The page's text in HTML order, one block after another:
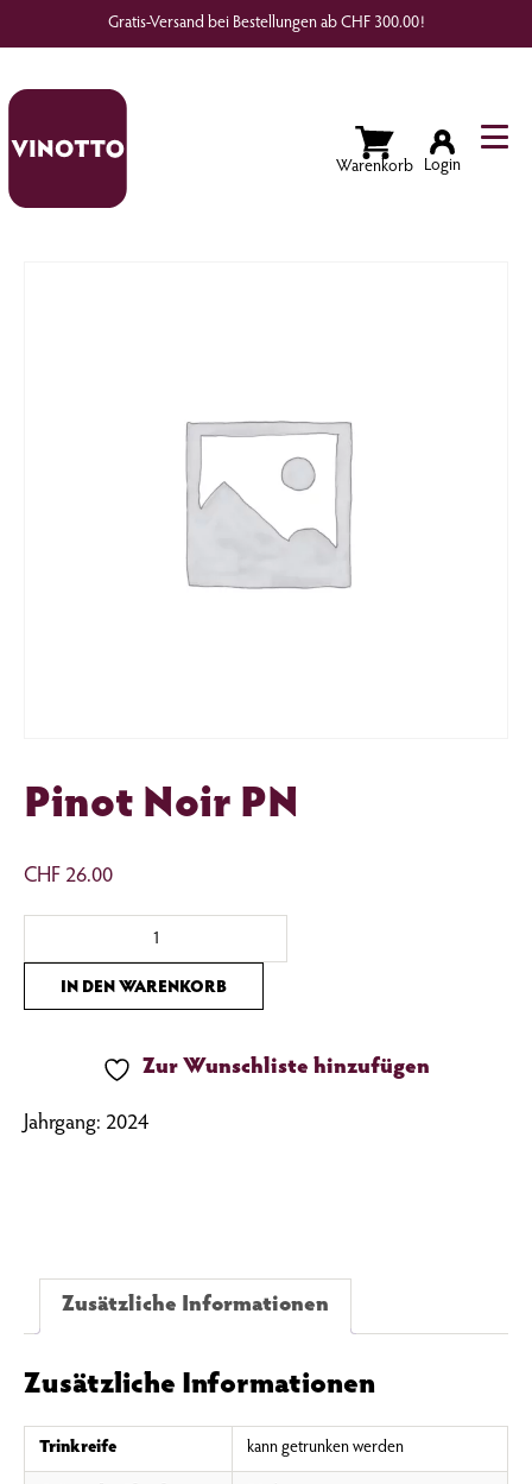
Gratis-Versand bei Bestellungen ab CHF 300.00!
Wunschliste Login
Pinot Noir PN
CHF 26.00
IN DEN WARENKORB
Zur Wunschliste hinzufügen
Jahrgang: 2024
Zusätzliche Informationen
Zusätzliche Informationen
Trinkreife kann getrunken werden